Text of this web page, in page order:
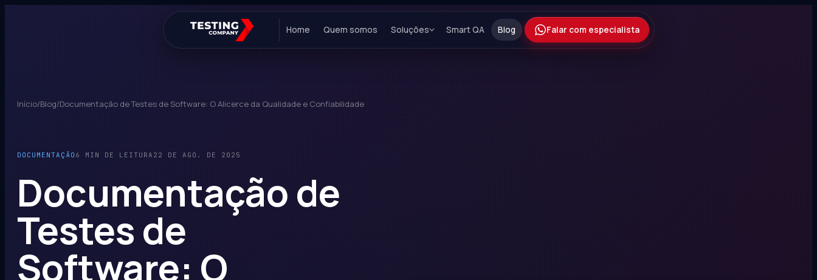
Home Quem somos Soluções Smart QA Blog Falar com especialista
Início/Blog/Documentação de Testes de Software: O Alicerce da Qualidade e Confiabilidade
DOCUMENTAÇÃO 6 MIN DE LEITURA 22 DE AGO. DE 2025
Documentação de
Testes de
Software: O